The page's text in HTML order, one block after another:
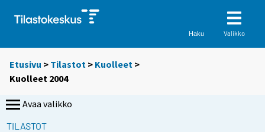
Haku Valikko
Etusivu > Tilastot > Kuolleet >
Kuolleet 2004
Avaa valikko
TILASTOT